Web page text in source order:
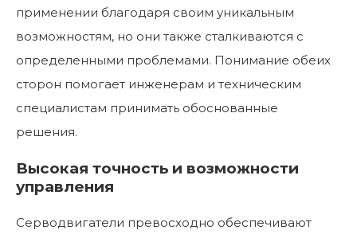
применении благодаря своим уникальным
возможностям, но они также сталкиваются с
определенными проблемами. Понимание обеих
сторон помогает инженерам и техническим
специалистам принимать обоснованные
решения.
Высокая точность и возможности
управления
Серводвигатели превосходно обеспечивают